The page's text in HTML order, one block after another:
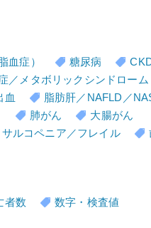
血症） 糖尿病
／メタボリックシンドローム
血
脂肪肝／NAFLD／
肺がん
大腸がん
ルコペニア／フレイル
者数 数字・検査値